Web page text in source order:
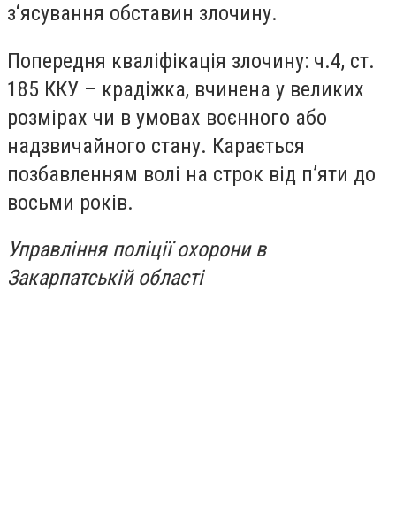
з‘ясування обставин злочину.
Попередня кваліфікація злочину: ч.4, ст.
185 ККУ – крадіжка, вчинена у великих
розмірах чи в умовах воєнного або
надзвичайного стану. Карається
позбавленням волі на строк від п’яти до
восьми років.
Управління поліції охорони в
Закарпатській області